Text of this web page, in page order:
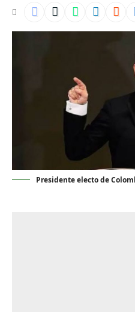
Presidente electo de